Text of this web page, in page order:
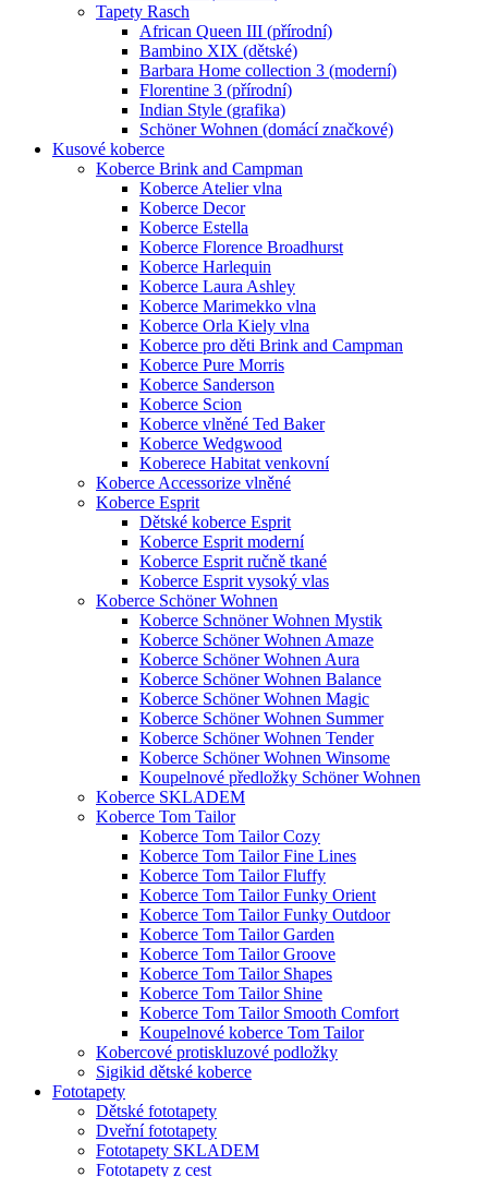
Tapety Rasch
African Queen III (přírodní)
Bambino XIX (dětské)
Barbara Home collection 3 (moderní)
Florentine 3 (přírodní)
Indian Style (grafika)
Schöner Wohnen (domácí značkové)
Kusové koberce
Koberce Brink and Campman
Koberce Atelier vlna
Koberce Decor
Koberce Estella
Koberce Florence Broadhurst
Koberce Harlequin
Koberce Laura Ashley
Koberce Marimekko vlna
Koberce Orla Kiely vlna
Koberce pro děti Brink and Campman
Koberce Pure Morris
Koberce Sanderson
Koberce Scion
Koberce vlněné Ted Baker
Koberce Wedgwood
Koberece Habitat venkovní
Koberce Accessorize vlněné
Koberce Esprit
Dětské koberce Esprit
Koberce Esprit moderní
Koberce Esprit ručně tkané
Koberce Esprit vysoký vlas
Koberce Schöner Wohnen
Koberce Schnöner Wohnen Mystik
Koberce Schöner Wohnen Amaze
Koberce Schöner Wohnen Aura
Koberce Schöner Wohnen Balance
Koberce Schöner Wohnen Magic
Koberce Schöner Wohnen Summer
Koberce Schöner Wohnen Tender
Koberce Schöner Wohnen Winsome
Koupelnové předložky Schöner Wohnen
Koberce SKLADEM
Koberce Tom Tailor
Koberce Tom Tailor Cozy
Koberce Tom Tailor Fine Lines
Koberce Tom Tailor Fluffy
Koberce Tom Tailor Funky Orient
Koberce Tom Tailor Funky Outdoor
Koberce Tom Tailor Garden
Koberce Tom Tailor Groove
Koberce Tom Tailor Shapes
Koberce Tom Tailor Shine
Koberce Tom Tailor Smooth Comfort
Koupelnové koberce Tom Tailor
Kobercové protiskluzové podložky
Sigikid dětské koberce
Fototapety
Dětské fototapety
Dveřní fototapety
Fototapety SKLADEM
Fototapety z cest